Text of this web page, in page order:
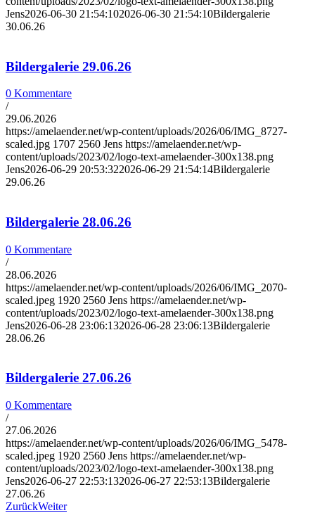
Jens2026-06-30 21:54:102026-06-30 21:54:10Bildergalerie
30.06.26
Bildergalerie 29.06.26
0 Kommentare
/
29.06.2026
https://amelaender.net/wp-content/uploads/2026/06/IMG_8727-
scaled.jpg 1707 2560 Jens https://amelaender.net/wp-
content/uploads/2023/02/logo-text-amelaender-300x138.png
Jens2026-06-29 20:53:322026-06-29 21:54:14Bildergalerie
29.06.26
Bildergalerie 28.06.26
0 Kommentare
/
28.06.2026
https://amelaender.net/wp-content/uploads/2026/06/IMG_2070-
scaled.jpeg 1920 2560 Jens https://amelaender.net/wp-
content/uploads/2023/02/logo-text-amelaender-300x138.png
Jens2026-06-28 23:06:132026-06-28 23:06:13Bildergalerie
28.06.26
Bildergalerie 27.06.26
0 Kommentare
/
27.06.2026
https://amelaender.net/wp-content/uploads/2026/06/IMG_5478-
scaled.jpeg 1920 2560 Jens https://amelaender.net/wp-
content/uploads/2023/02/logo-text-amelaender-300x138.png
Jens2026-06-27 22:53:132026-06-27 22:53:13Bildergalerie
27.06.26
ZurückWeiter